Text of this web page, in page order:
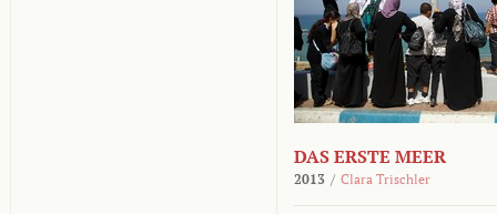
DAS ERSTE MEER
2013 / Clara Trischler